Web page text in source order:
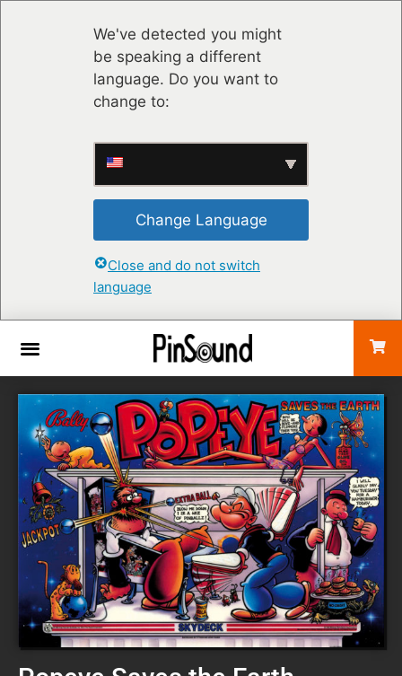
We've detected you might
be speaking a different
language. Do you want to
change to:
Change Language
Close and do not switch
language